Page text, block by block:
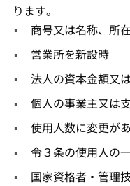
ります。
商号又は名称、所
営業所を新設時
法人の資本金額又
個人の事業主又は
使用人数に変更が
令３条の使用人の
国家資格者・管理